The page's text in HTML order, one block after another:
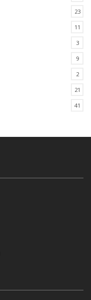
23
11
3
9
2
21
41